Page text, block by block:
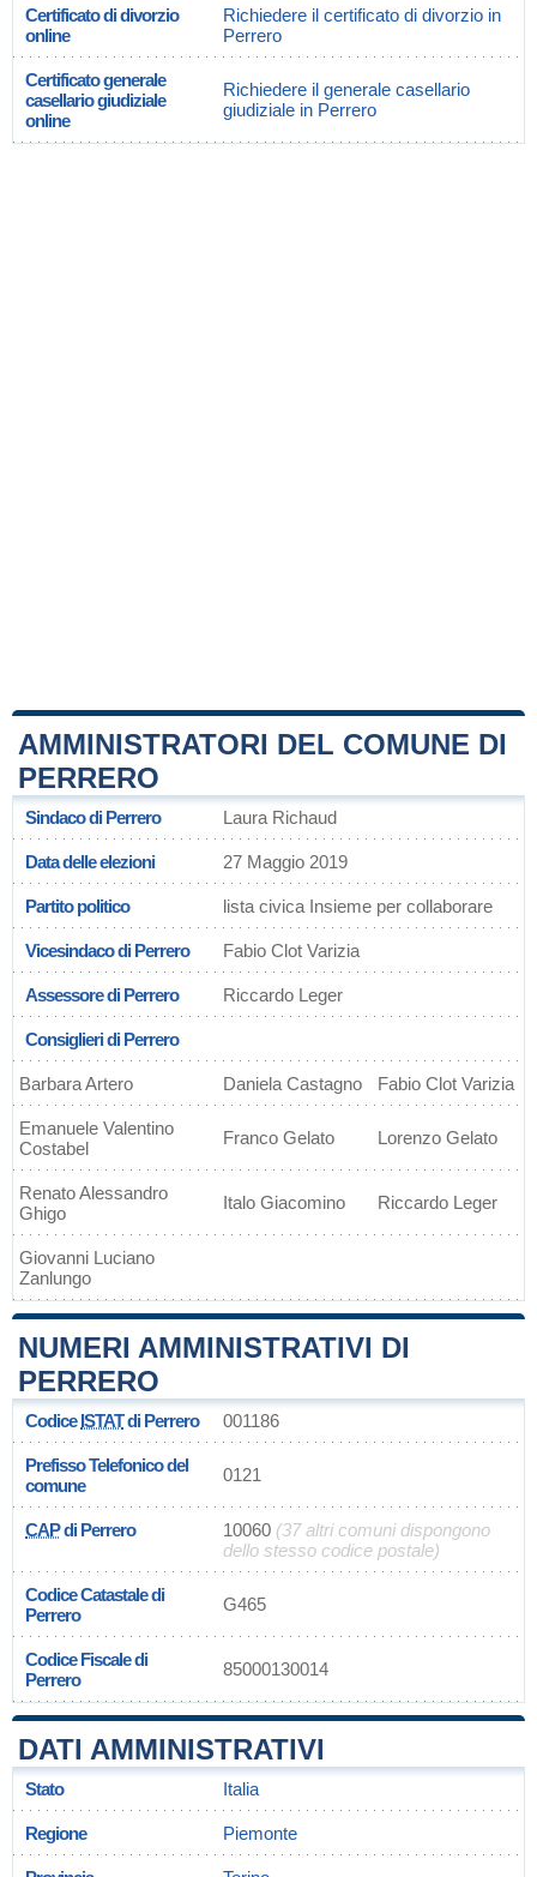
Certificato di divorzio
online
Richiedere il certificato di divorzio in
Perrero
Certificato generale
casellario giudiziale
online
Richiedere il generale casellario
giudiziale in Perrero
AMMINISTRATORI DEL COMUNE DI
PERRERO
Sindaco di Perrero Laura Richaud
Data delle elezioni 27 Maggio 2019
Partito politico lista civica Insieme per collaborare
Vicesindaco di Perrero Fabio Clot Varizia
Assessore di Perrero Riccardo Leger
Consiglieri di Perrero
Barbara Artero Daniela Castagno Fabio Clot Varizia
Emanuele Valentino
Costabel
Franco Gelato Lorenzo Gelato
Renato Alessandro
Ghigo
Italo Giacomino Riccardo Leger
Giovanni Luciano
Zanlungo
NUMERI AMMINISTRATIVI DI
PERRERO
CodiceISTATdi Perrero 001186
Prefisso Telefonico del
comune
0121
CAPdi Perrero 10060 (37 altri comuni dispongono
dello stesso codice postale)
Codice Catastale di
Perrero
G465
Codice Fiscale di
Perrero
85000130014
DATI AMMINISTRATIVI
Stato Italia
Regione Piemonte